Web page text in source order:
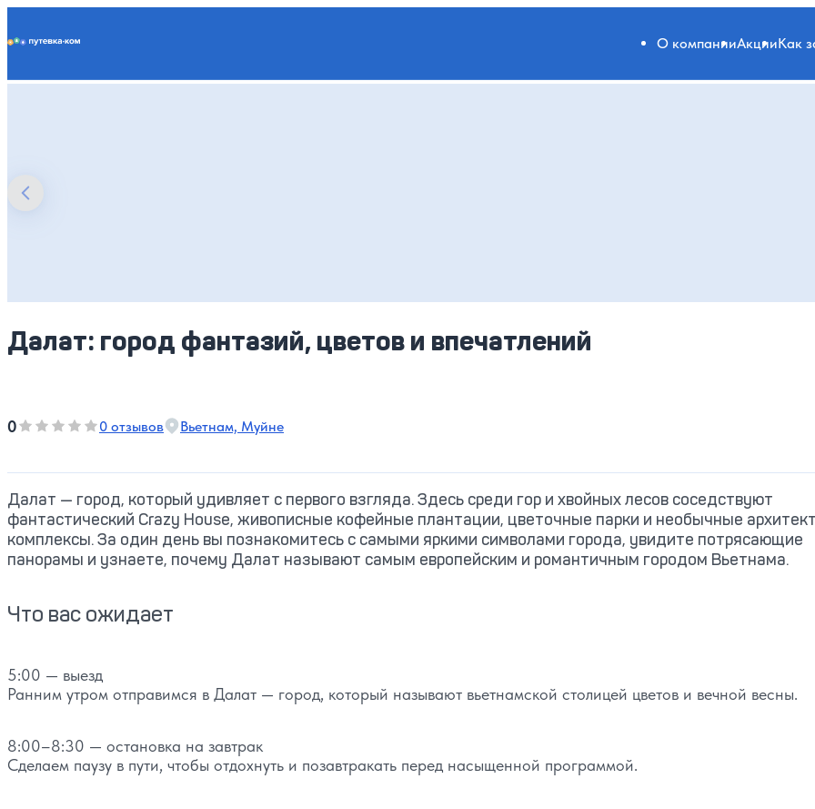
О компанииАкцииКак
Далат: город фантазий, цветов и впечатлений
0Оценка, количество звезд:0
0 отзывов Вьетнам, Муйне
Далат — город, который удивляет с первого взгляда. Здесь среди гор и хвойных лесов соседствуют
фантастический Crazy House, живописные кофейные плантации, цветочные парки и необычные
комплексы. За один день вы познакомитесь с самыми яркими символами города, увидите потрясающие
панорамы и узнаете, почему Далат называют самым европейским и романтичным городом Вьетнама.
Что вас ожидает
5:00 — выезд
Ранним утром отправимся в Далат — город, который называют вьетнамской столицей цветов и вечной весны.
8:00–8:30 — остановка на завтрак
Сделаем паузу в пути, чтобы отдохнуть и позавтракать перед насыщенной программой.